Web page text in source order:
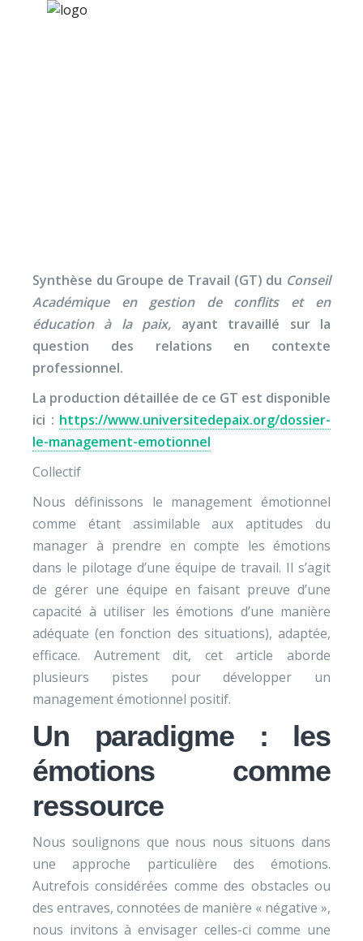
Synthèse du Groupe de Travail (GT) du Conseil
Académique en gestion de conflits et en
éducation à la paix, ayant travaillé sur la
question des relations en contexte
professionnel.
La production détaillée de ce GT est disponible
ici : https://www.universitedepaix.org/dossier-
le-management-emotionnel
Collectif
Nous définissons le management émotionnel
comme étant assimilable aux aptitudes du
manager à prendre en compte les émotions
dans le pilotage d’une équipe de travail. Il s’agit
de gérer une équipe en faisant preuve d’une
capacité à utiliser les émotions d’une manière
adéquate (en fonction des situations), adaptée,
efficace. Autrement dit, cet article aborde
plusieurs pistes pour développer un
management émotionnel positif.
Un paradigme : les
émotions comme
ressource
Nous soulignons que nous nous situons dans
une approche particulière des émotions.
Autrefois considérées comme des obstacles ou
des entraves, connotées de manière « négative »,
nous invitons à envisager celles-ci comme une